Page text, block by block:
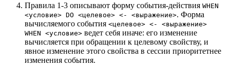
Правила 1-3 описывают форму события-действия WHEN
<условие> DO <целевое> <- <выражение>. Форма
вычисляемого события <целевое> <- <выражение>
WHEN <условие> ведет себя иначе: его изменение
вычисляется при обращении к целевому свойству, и
явное изменение этого свойства в сессии приоритетнее
изменения события.